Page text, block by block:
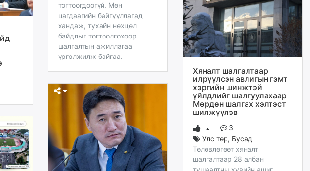
тогтоогдоогүй. Мөн
цагдаагийн байгууллагад
хандаж, тухайн нөхцөл
байдлыг тогтоолгохоор
шалгалтын ажиллагаа
үргэлжилж байгаа.
Хяналт шалгалтаар
илрүүлсэн авлигын гэмт
хэргийн шинжтэй
үйлдлийг шалгуулахаар
Мөрдөн шалгах хэлтэст
шилжүүлэв
3
Улс төр, Бусад
Төлөвлөгөөт хяналт
шалгалтаар 28 албан
тушаалтны хувийн ашиг